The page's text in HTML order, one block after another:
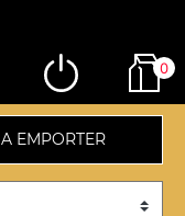
0
A EMPORTER